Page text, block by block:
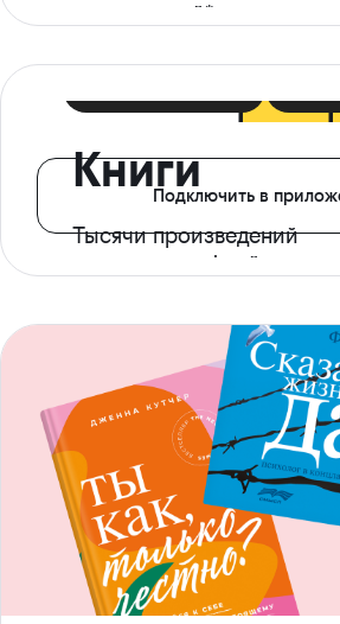
ограничений*
Книги
Тысячи произведений
с доступом офлайн
Подключить в